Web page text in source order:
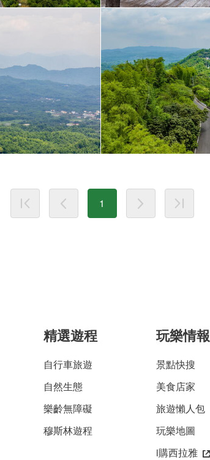
1
精選遊程
自行車旅遊
自然生態
樂齡無障礙
穆斯林遊程
玩樂情報
景點快搜
美食店家
旅遊懶人包
玩樂地圖
i購西拉雅